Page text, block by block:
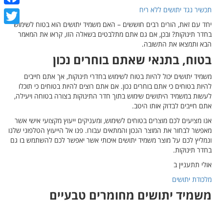
תכשיר נגד יתושים ללא ריח
יחד עם זאת, הורים רבים חוששים – האם משמיד יתושים הוא בטוח לשימוש
בחדר תינוקות? ובכן, אם גם אתם מתלבטים בשאלה הזו, קראו את המאמר
הבא ותמצאו את התשובה.
בטוח, בתנאי שאתם בוחרים נכון
משמיד יתושים יכול להיות בטוח לשימוש בחדרי תינוקות, אך אתם חייבים
להיות בטוחים כי אתם בוחרים נכון. אם אתם רוצים להיות בטוחים כי תוכלו
לעשות במשמיד היתושים שימוש בתוך חדר התינוקות בצורה בטוחה ויעילה,
אתם חייבים לבדוק אותו היטב.
אנו מציעים לכם מוצרים בטוחים לשימוש, ומעניקים ייעוץ מקצועי אישי אשר
מאפשר לבחור את המוצר הנכון והמתאים עבורו. פנו אל הייעוץ הטלפוני שלנו
ונמליץ לכם על מוצר משמיד יתושים איכותי אשר יאפשר לכם להשתמש בו גם
בחדר תינוקות.
אולי תתעניין ב
מלכודת יתושים
משמיד יתושים מחומרים טבעיים